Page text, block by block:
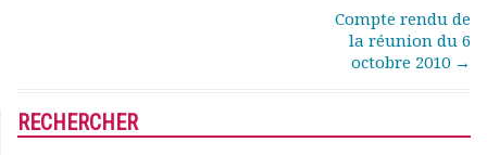
Concours vidéo
Compte rendu de
la réunion du 6
octobre 2010 →
RECHERCHER